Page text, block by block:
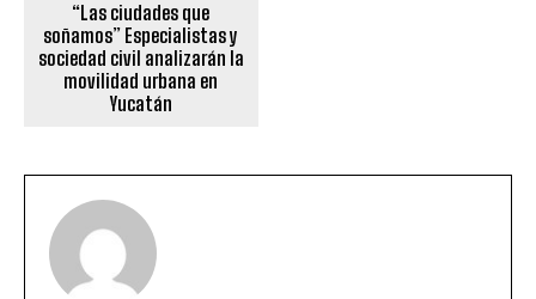
“Las ciudades que
soñamos” Especialistas y
sociedad civil analizarán la
movilidad urbana en
Yucatán